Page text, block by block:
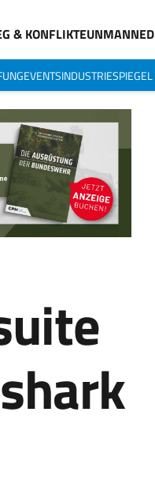
& KONFLIKTEUNMANNED
EVENTSINDUSTRIESPIEGEL